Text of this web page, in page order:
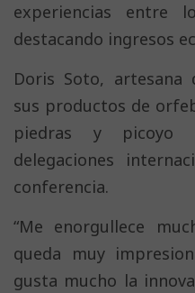
experiencias entre
destacando ingresos
Doris Soto, artesana
sus productos de
piedras y picoyo
delegaciones
conferencia.
“Me enorgullece
queda muy
gusta mucho la